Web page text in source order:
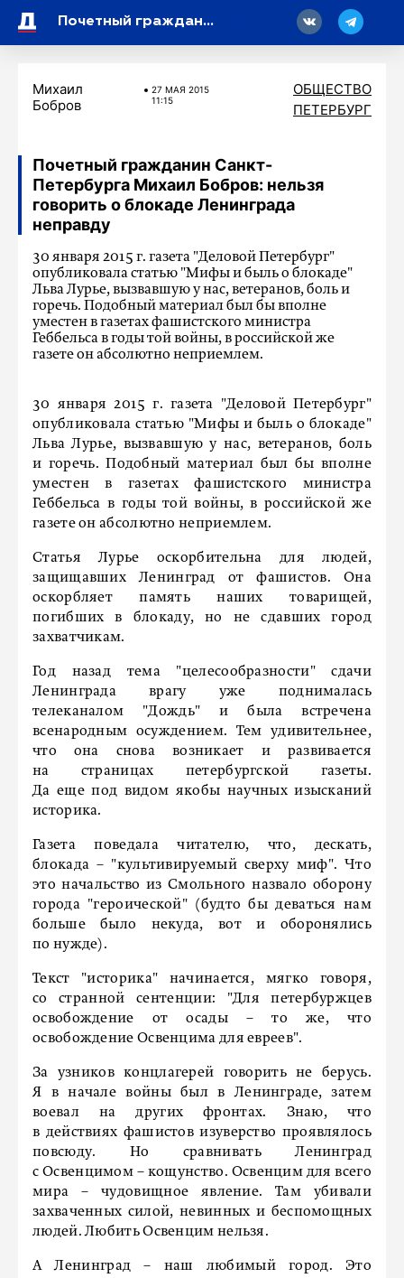
Почетный гражданин Санкт-Петербурга Михаил Бобров: нельзя говорить о блокаде Ленинграда неправду
Михаил
Бобров
27 МАЯ 2015
11:15
ОБЩЕСТВО
ПЕТЕРБУРГ
Почетный гражданин Санкт-
Петербурга Михаил Бобров: нельзя
говорить о блокаде Ленинграда
неправду
30 января 2015 г. газета "Деловой Петербург"
опубликовала статью "Мифы и быль о блокаде"
Льва Лурье, вызвавшую у нас, ветеранов, боль и
горечь. Подобный материал был бы вполне
уместен в газетах фашистского министра
Геббельса в годы той войны, в российской же
газете он абсолютно неприемлем.
30 января 2015 г. газета "Деловой Петербург"
опубликовала статью "Мифы и быль о блокаде"
Льва Лурье, вызвавшую у нас, ветеранов, боль
и горечь. Подобный материал был бы вполне
уместен в газетах фашистского министра
Геббельса в годы той войны, в российской же
газете он абсолютно неприемлем.
Статья Лурье оскорбительна для людей,
защищавших Ленинград от фашистов. Она
оскорбляет память наших товарищей,
погибших в блокаду, но не сдавших город
захватчикам.
Год назад тема "целесообразности" сдачи
Ленинграда врагу уже поднималась
телеканалом "Дождь" и была встречена
всенародным осуждением. Тем удивительнее,
что она снова возникает и развивается
на страницах петербургской газеты.
Да еще под видом якобы научных изысканий
историка.
Газета поведала читателю, что, дескать,
блокада – "культивируемый сверху миф". Что
это начальство из Смольного назвало оборону
города "героической" (будто бы деваться нам
больше было некуда, вот и оборонялись
по нужде).
Текст "историка" начинается, мягко говоря,
со странной сентенции: "Для петербуржцев
освобож­дение от осады – то же, что
освобождение Освенцима для евреев".
За узников концлагерей говорить не берусь.
Я в начале войны был в Ленинграде, затем
воевал на других фронтах. Знаю, что
в действиях фашистов изуверство проявлялось
повсюду. Но сравнивать Ленинград
с Освенцимом – кощунство. Освенцим для всего
мира – чудовищное явление. Там убивали
захваченных силой, невинных и беспомощных
людей. Любить Освенцим нельзя.
А Ленинград – наш любимый город. Это